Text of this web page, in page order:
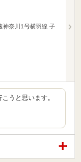
神奈川1号横羽線 子
うと思います。